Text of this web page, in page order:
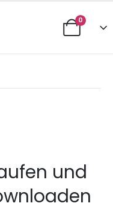
0
und